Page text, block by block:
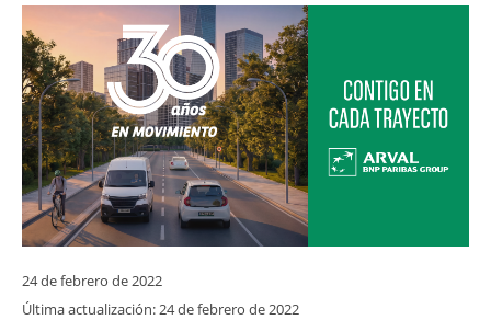
24 de febrero de 2022
Última actualización:24 de febrero de 2022